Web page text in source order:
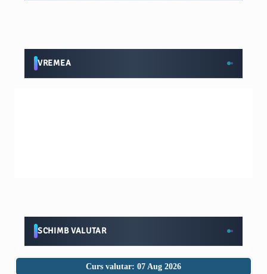
VREMEA
SCHIMB VALUTAR
Curs valutar: 07 Aug 2026